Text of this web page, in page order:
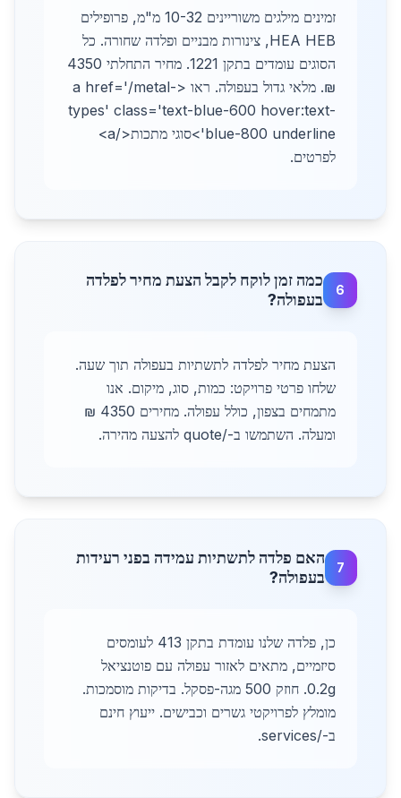
זמינים מילגים משוריינים 10-32 מ"מ, פרופילים
HEA HEB, צינורות מבניים ופלדה שחורה. כל
הסוגים עומדים בתקן 1221. מחיר התחלתי 4350
₪. מלאי גדול בעפולה. ראו <a href='/metal-
types' class='text-blue-600 hover:text-
blue-800 underline'>סוגי מתכות</a>
לפרטים.
6
כמה זמן לוקח לקבל הצעת מחיר לפלדה
בעפולה?
הצעת מחיר לפלדה לתשתיות בעפולה תוך שעה.
שלחו פרטי פרויקט: כמות, סוג, מיקום. אנו
מתמחים בצפון, כולל עפולה. מחירים 4350 ₪
ומעלה. השתמשו ב-/quote להצעה מהירה.
7
האם פלדה לתשתיות עמידה בפני רעידות
בעפולה?
כן, פלדה שלנו עומדת בתקן 413 לעומסים
סיזמיים, מתאים לאזור עפולה עם פוטנציאל
0.2g. חוזק 500 מגה-פסקל. בדיקות מוסמכות.
מומלץ לפרויקטי גשרים וכבישים. ייעוץ חינם
ב-/services.